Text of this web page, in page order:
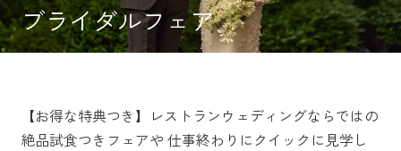
ブライダルフェア
【お得な特典つき】レストランウェディングならではの
絶品試食つきフェアや 仕事終わりにクイックに見学し